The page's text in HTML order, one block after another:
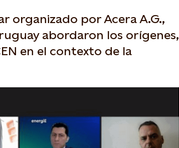
organizado por Acera A.G.,
abordaron los orígenes,
en el contexto de la